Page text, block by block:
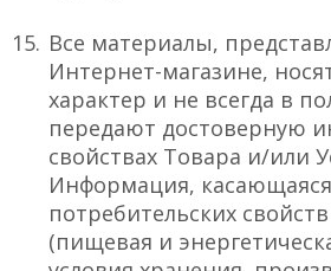
Все материалы,
Интернет-магазине,
характер и не всегда в
передают достоверную
свойствах Товара и/или
Информация, касающаяся
потребительских
(пищевая и